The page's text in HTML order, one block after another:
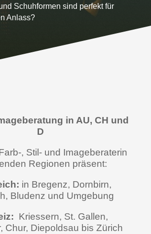
Schuhformen sind perfekt für
Anlass?
in AU, CH und
D
, Stil- und Imageberaterin
Regionen präsent:
in Bregenz, Dornbirn,
Bludenz und Umgebung
Kriessern, St. Gallen,
Chur, Diepoldsau bis Zürich